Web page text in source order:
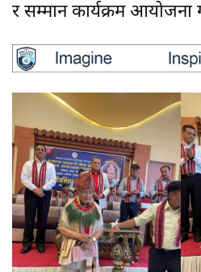
र सम्मान कार्यक्रम आयोजना